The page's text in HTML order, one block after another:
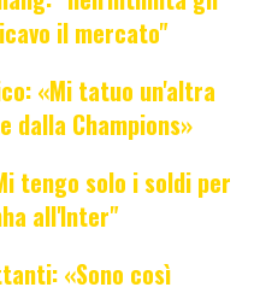
il mercato"
«Mi tatuo un'altra
dalla Champions»
tengo solo i soldi per
all'Inter"
«Sono così